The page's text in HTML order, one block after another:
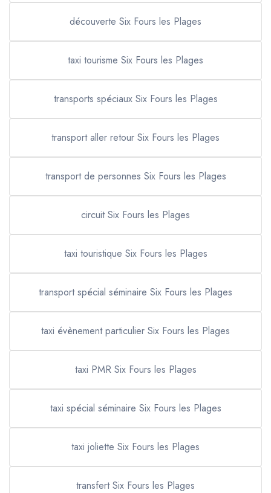
découverte Six Fours les Plages
taxi tourisme Six Fours les Plages
transports spéciaux Six Fours les Plages
transport aller retour Six Fours les Plages
transport de personnes Six Fours les Plages
circuit Six Fours les Plages
taxi touristique Six Fours les Plages
transport spécial séminaire Six Fours les Plages
taxi évènement particulier Six Fours les Plages
taxi PMR Six Fours les Plages
taxi spécial séminaire Six Fours les Plages
taxi joliette Six Fours les Plages
transfert Six Fours les Plages